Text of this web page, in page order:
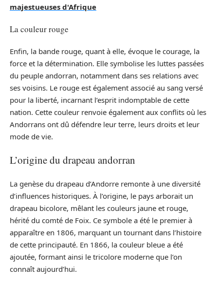
majestueuses d'Afrique
La couleur rouge
Enfin, la bande rouge, quant à elle, évoque le courage, la
force et la détermination. Elle symbolise les luttes passées
du peuple andorran, notamment dans ses relations avec
ses voisins. Le rouge est également associé au sang versé
pour la liberté, incarnant l’esprit indomptable de cette
nation. Cette couleur renvoie également aux conflits où les
Andorrans ont dû défendre leur terre, leurs droits et leur
mode de vie.
L’origine du drapeau andorran
La genèse du drapeau d’Andorre remonte à une diversité
d’influences historiques. À l’origine, le pays arborait un
drapeau bicolore, mêlant les couleurs jaune et rouge,
hérité du comté de Foix. Ce symbole a été le premier à
apparaître en 1806, marquant un tournant dans l’histoire
de cette principauté. En 1866, la couleur bleue a été
ajoutée, formant ainsi le tricolore moderne que l’on
connaît aujourd’hui.